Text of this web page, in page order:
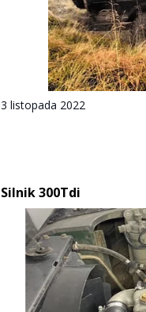
3 listopada 2022
Silnik 300Tdi